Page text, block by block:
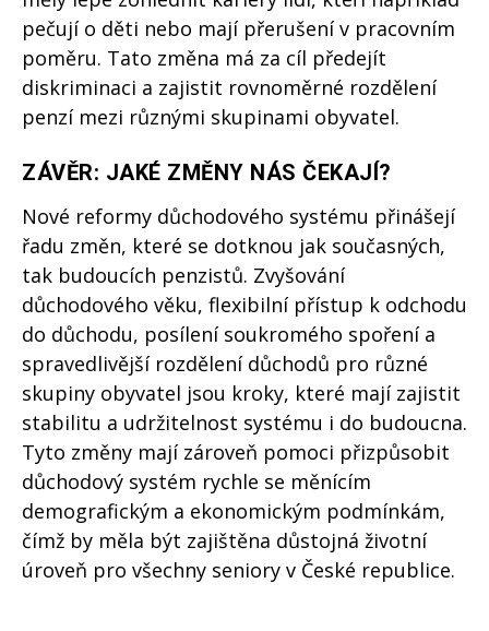
pečují o děti nebo mají přerušení v pracovním
poměru. Tato změna má za cíl předejít
diskriminaci a zajistit rovnoměrné rozdělení
penzí mezi různými skupinami obyvatel.
ZÁVĚR: JAKÉ ZMĚNY NÁS ČEKAJÍ?
Nové reformy důchodového systému přinášejí
řadu změn, které se dotknou jak současných,
tak budoucích penzistů. Zvyšování
důchodového věku, flexibilní přístup k odchodu
do důchodu, posílení soukromého spoření a
spravedlivější rozdělení důchodů pro různé
skupiny obyvatel jsou kroky, které mají zajistit
stabilitu a udržitelnost systému i do budoucna.
Tyto změny mají zároveň pomoci přizpůsobit
důchodový systém rychle se měnícím
demografickým a ekonomickým podmínkám,
čímž by měla být zajištěna důstojná životní
úroveň pro všechny seniory v České republice.